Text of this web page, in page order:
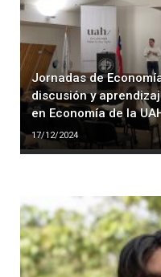
Jornadas de
discusión y
en Economía de la
17/12/2024